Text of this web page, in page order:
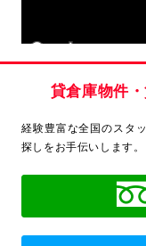
貸倉庫物件
経験豊富な全国のスタ
探しをお手伝いします。